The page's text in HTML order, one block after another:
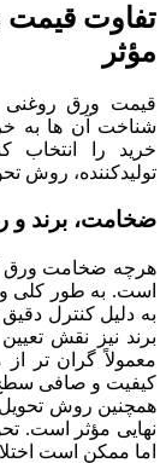
تفاوت قیمت
مؤثر
قیمت ورق روغنی
شناخت آن ها به
خرید را انتخاب
تولیدکننده، روش
ضخامت، برند و
هرچه ضخامت ورق
به دلیل کنترل
برند نیز نقش
معمولاً گران تر
کیفیت و صافی سطح
همچنین روش تحویل
نهایی مؤثر است.
اما ممکن است